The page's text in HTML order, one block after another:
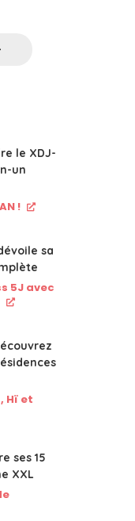
le XDJ-
un
!
sa
5J avec
Hï et
ses 15
XXL